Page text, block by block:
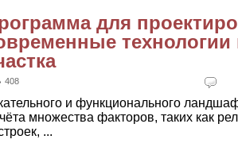
для
408
и функционального
множества факторов, таких как
...